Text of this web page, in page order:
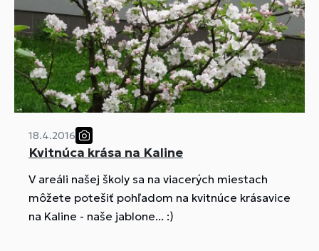
18.4.2016
Kvitnúca krása na Kaline
V areáli našej školy sa na viacerých miestach
môžete potešiť pohľadom na kvitnúce krásavice
na Kaline - naše jablone... :)